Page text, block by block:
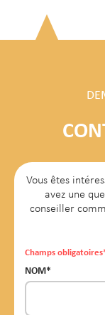
Vous êtes
avez une
conseiller
Champs
NOM*